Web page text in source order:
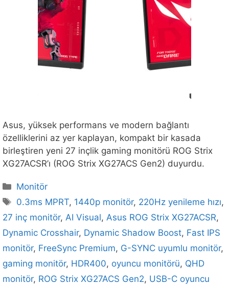
Asus, yüksek performans ve modern bağlantı
özelliklerini az yer kaplayan, kompakt bir kasada
birleştiren yeni 27 inçlik gaming monitörü ROG Strix
XG27ACSR’ı (ROG Strix XG27ACS Gen2) duyurdu.
Kategoriler
Monitör
Etiketler
0.3ms MPRT, 1440p monitör, 220Hz yenileme hızı,
27 inç monitör, AI Visual, Asus ROG Strix XG27ACSR,
Dynamic Crosshair, Dynamic Shadow Boost, Fast IPS
monitör, FreeSync Premium, G-SYNC uyumlu monitör,
gaming monitör, HDR400, oyuncu monitörü, QHD
monitör, ROG Strix XG27ACS Gen2, USB-C oyuncu